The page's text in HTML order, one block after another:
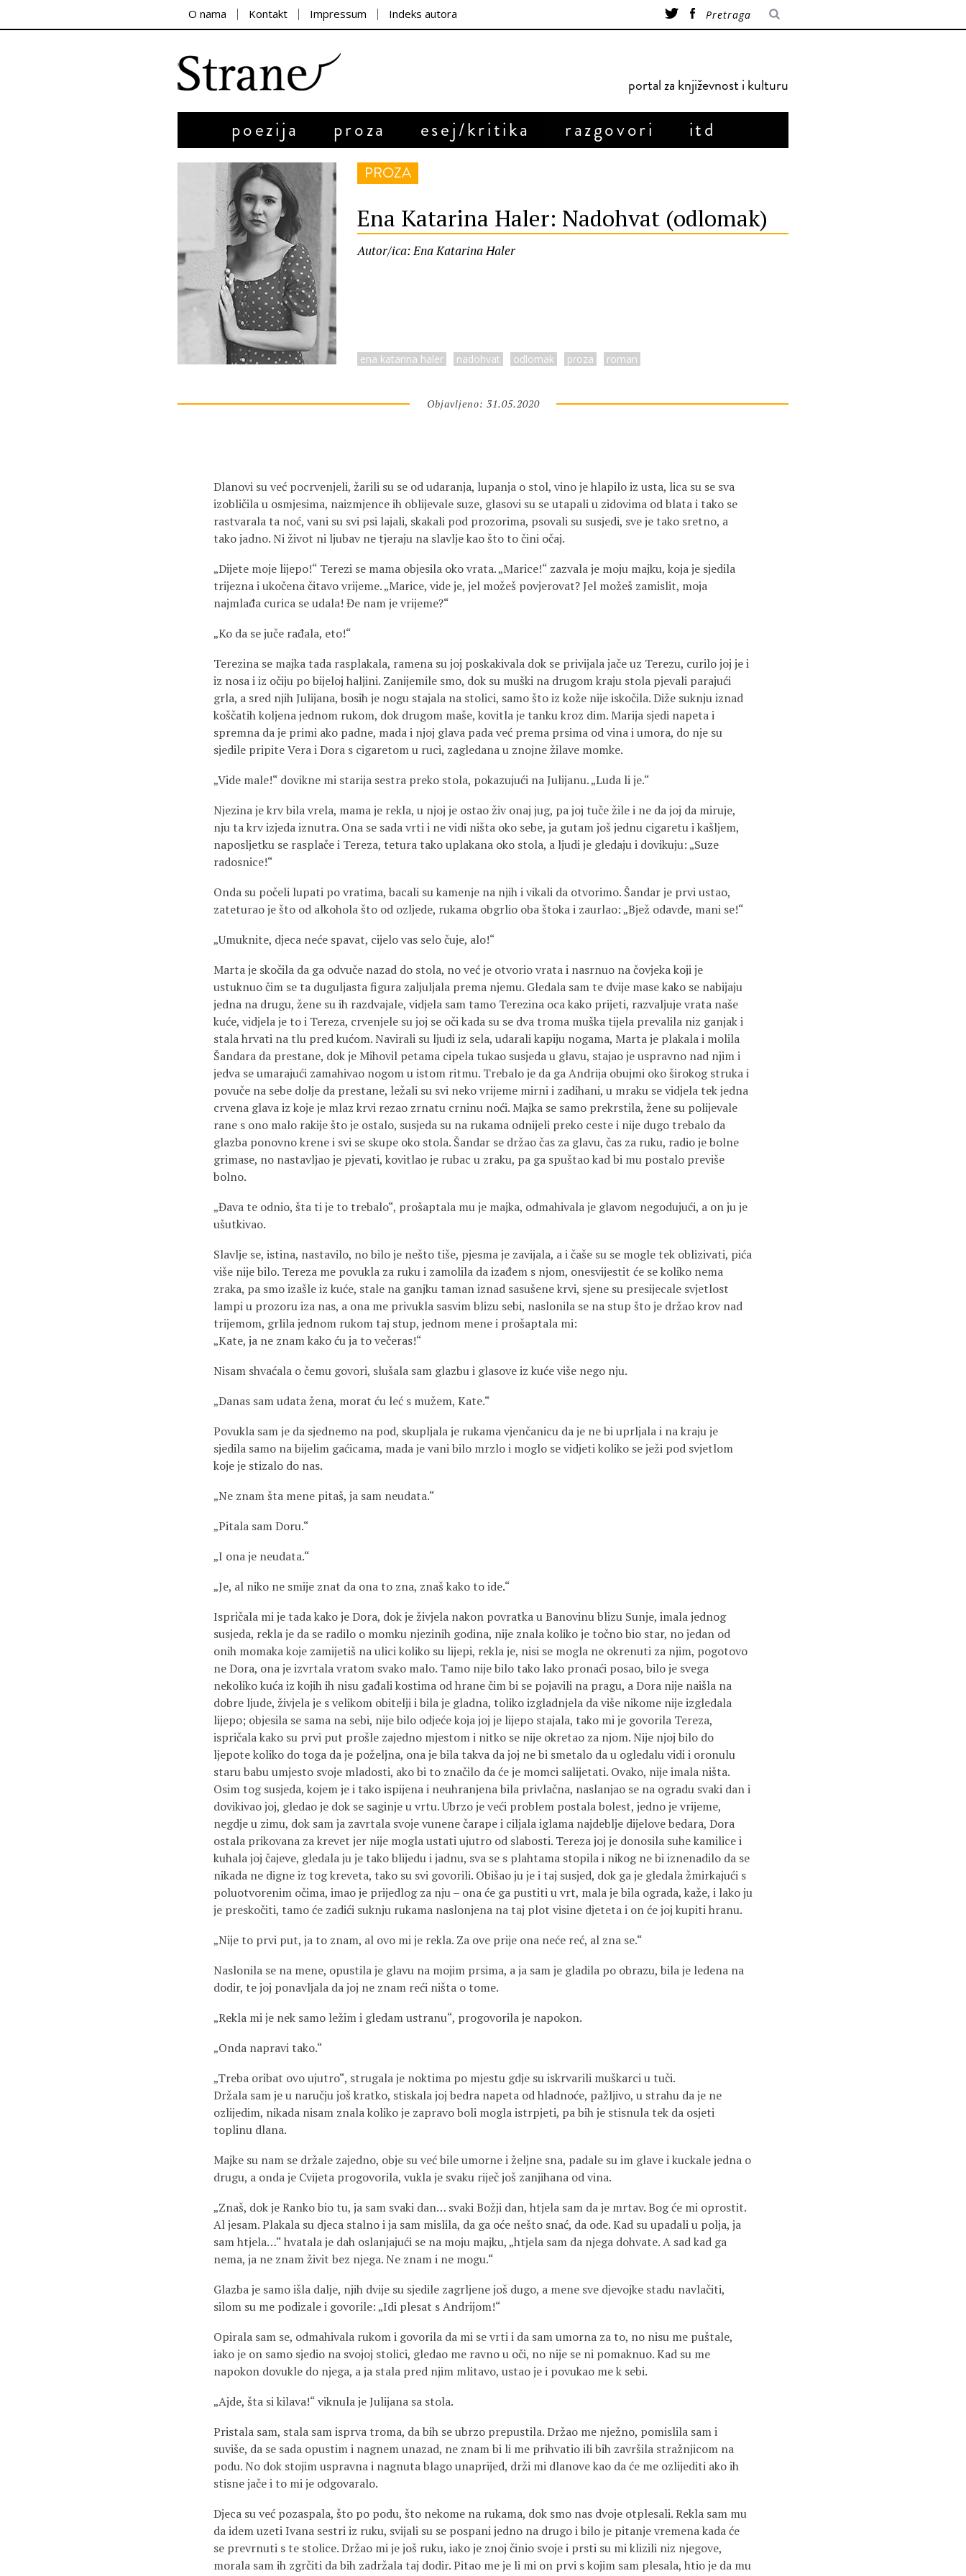
O nama Kontakt Impressum Indeks autora
portal za književnost i kulturu
poezija proza esej/kritika razgovori itd
PROZA
Ena Katarina Haler: Nadohvat (odlomak)
Autor/ica: Ena Katarina Haler
ena katarina haler nadohvat odlomak proza roman
Objavljeno: 31.05.2020
Dlanovi su već pocrvenjeli, žarili su se od udaranja, lupanja o stol, vino je hlapilo iz usta, lica su se sva
izobličila u osmjesima, naizmjence ih oblijevale suze, glasovi su se utapali u zidovima od blata i tako se
rastvarala ta noć, vani su svi psi lajali, skakali pod prozorima, psovali su susjedi, sve je tako sretno, a
tako jadno. Ni život ni ljubav ne tjeraju na slavlje kao što to čini očaj.
„Dijete moje lijepo!“ Terezi se mama objesila oko vrata. „Marice!“ zazvala je moju majku, koja je sjedila
trijezna i ukočena čitavo vrijeme. „Marice, vide je, jel možeš povjerovat? Jel možeš zamislit, moja
najmlađa curica se udala! Đe nam je vrijeme?“
„Ko da se juče rađala, eto!“
Terezina se majka tada rasplakala, ramena su joj poskakivala dok se privijala jače uz Terezu, curilo joj je i
iz nosa i iz očiju po bijeloj haljini. Zanijemile smo, dok su muški na drugom kraju stola pjevali parajući
grla, a sred njih Julijana, bosih je nogu stajala na stolici, samo što iz kože nije iskočila. Diže suknju iznad
koščatih koljena jednom rukom, dok drugom maše, kovitla je tanku kroz dim. Marija sjedi napeta i
spremna da je primi ako padne, mada i njoj glava pada već prema prsima od vina i umora, do nje su
sjedile pripite Vera i Dora s cigaretom u ruci, zagledana u znojne žilave momke.
„Vide male!“ dovikne mi starija sestra preko stola, pokazujući na Julijanu. „Luda li je.“
Njezina je krv bila vrela, mama je rekla, u njoj je ostao živ onaj jug, pa joj tuče žile i ne da joj da miruje,
nju ta krv izjeda iznutra. Ona se sada vrti i ne vidi ništa oko sebe, ja gutam još jednu cigaretu i kašljem,
naposljetku se rasplače i Tereza, tetura tako uplakana oko stola, a ljudi je gledaju i dovikuju: „Suze
radosnice!“
Onda su počeli lupati po vratima, bacali su kamenje na njih i vikali da otvorimo. Šandar je prvi ustao,
zateturao je što od alkohola što od ozljede, rukama obgrlio oba štoka i zaurlao: „Bjež odavde, mani se!“
„Umuknite, djeca neće spavat, cijelo vas selo čuje, alo!“
Marta je skočila da ga odvuče nazad do stola, no već je otvorio vrata i nasrnuo na čovjeka koji je
ustuknuo čim se ta duguljasta figura zaljuljala prema njemu. Gledala sam te dvije mase kako se nabijaju
jedna na drugu, žene su ih razdvajale, vidjela sam tamo Terezina oca kako prijeti, razvaljuje vrata naše
kuće, vidjela je to i Tereza, crvenjele su joj se oči kada su se dva troma muška tijela prevalila niz ganjak i
stala hrvati na tlu pred kućom. Navirali su ljudi iz sela, udarali kapiju nogama, Marta je plakala i molila
Šandara da prestane, dok je Mihovil petama cipela tukao susjeda u glavu, stajao je uspravno nad njim i
jedva se umarajući zamahivao nogom u istom ritmu. Trebalo je da ga Andrija obujmi oko širokog struka i
povuče na sebe dolje da prestane, ležali su svi neko vrijeme mirni i zadihani, u mraku se vidjela tek jedna
crvena glava iz koje je mlaz krvi rezao zrnatu crninu noći. Majka se samo prekrstila, žene su polijevale
rane s ono malo rakije što je ostalo, susjeda su na rukama odnijeli preko ceste i nije dugo trebalo da
glazba ponovno krene i svi se skupe oko stola. Šandar se držao čas za glavu, čas za ruku, radio je bolne
grimase, no nastavljao je pjevati, kovitlao je rubac u zraku, pa ga spuštao kad bi mu postalo previše
bolno.
„Đava te odnio, šta ti je to trebalo“, prošaptala mu je majka, odmahivala je glavom negodujući, a on ju je
ušutkivao.
Slavlje se, istina, nastavilo, no bilo je nešto tiše, pjesma je zavijala, a i čaše su se mogle tek oblizivati, pića
više nije bilo. Tereza me povukla za ruku i zamolila da izađem s njom, onesvijestit će se koliko nema
zraka, pa smo izašle iz kuće, stale na ganjku taman iznad sasušene krvi, sjene su presijecale svjetlost
lampi u prozoru iza nas, a ona me privukla sasvim blizu sebi, naslonila se na stup što je držao krov nad
trijemom, grlila jednom rukom taj stup, jednom mene i prošaptala mi:
„Kate, ja ne znam kako ću ja to večeras!“
Nisam shvaćala o čemu govori, slušala sam glazbu i glasove iz kuće više nego nju.
„Danas sam udata žena, morat ću leć s mužem, Kate.“
Povukla sam je da sjednemo na pod, skupljala je rukama vjenčanicu da je ne bi uprljala i na kraju je
sjedila samo na bijelim gaćicama, mada je vani bilo mrzlo i moglo se vidjeti koliko se ježi pod svjetlom
koje je stizalo do nas.
„Ne znam šta mene pitaš, ja sam neudata.“
„Pitala sam Doru.“
„I ona je neudata.“
„Je, al niko ne smije znat da ona to zna, znaš kako to ide.“
Ispričala mi je tada kako je Dora, dok je živjela nakon povratka u Banovinu blizu Sunje, imala jednog
susjeda, rekla je da se radilo o momku njezinih godina, nije znala koliko je točno bio star, no jedan od
onih momaka koje zamijetiš na ulici koliko su lijepi, rekla je, nisi se mogla ne okrenuti za njim, pogotovo
ne Dora, ona je izvrtala vratom svako malo. Tamo nije bilo tako lako pronaći posao, bilo je svega
nekoliko kuća iz kojih ih nisu gađali kostima od hrane čim bi se pojavili na pragu, a Dora nije naišla na
dobre ljude, živjela je s velikom obitelji i bila je gladna, toliko izgladnjela da više nikome nije izgledala
lijepo; objesila se sama na sebi, nije bilo odjeće koja joj je lijepo stajala, tako mi je govorila Tereza,
ispričala kako su prvi put prošle zajedno mjestom i nitko se nije okretao za njom. Nije njoj bilo do
ljepote koliko do toga da je poželjna, ona je bila takva da joj ne bi smetalo da u ogledalu vidi i oronulu
staru babu umjesto svoje mladosti, ako bi to značilo da će je momci salijetati. Ovako, nije imala ništa.
Osim tog susjeda, kojem je i tako ispijena i neuhranjena bila privlačna, naslanjao se na ogradu svaki dan i
dovikivao joj, gledao je dok se saginje u vrtu. Ubrzo je veći problem postala bolest, jedno je vrijeme,
negdje u zimu, dok sam ja zavrtala svoje vunene čarape i ciljala iglama najdeblje dijelove bedara, Dora
ostala prikovana za krevet jer nije mogla ustati ujutro od slabosti. Tereza joj je donosila suhe kamilice i
kuhala joj čajeve, gledala ju je tako blijedu i jadnu, sva se s plahtama stopila i nikog ne bi iznenadilo da se
nikada ne digne iz tog kreveta, tako su svi govorili. Obišao ju je i taj susjed, dok ga je gledala žmirkajući s
poluotvorenim očima, imao je prijedlog za nju – ona će ga pustiti u vrt, mala je bila ograda, kaže, i lako ju
je preskočiti, tamo će zadići suknju rukama naslonjena na taj plot visine djeteta i on će joj kupiti hranu.
„Nije to prvi put, ja to znam, al ovo mi je rekla. Za ove prije ona neće reć, al zna se.“
Naslonila se na mene, opustila je glavu na mojim prsima, a ja sam je gladila po obrazu, bila je ledena na
dodir, te joj ponavljala da joj ne znam reći ništa o tome.
„Rekla mi je nek samo ležim i gledam ustranu“, progovorila je napokon.
„Onda napravi tako.“
„Treba oribat ovo ujutro“, strugala je noktima po mjestu gdje su iskrvarili muškarci u tuči.
Držala sam je u naručju još kratko, stiskala joj bedra napeta od hladnoće, pažljivo, u strahu da je ne
ozlijedim, nikada nisam znala koliko je zapravo boli mogla istrpjeti, pa bih je stisnula tek da osjeti
toplinu dlana.
Majke su nam se držale zajedno, obje su već bile umorne i željne sna, padale su im glave i kuckale jedna o
drugu, a onda je Cvijeta progovorila, vukla je svaku riječ još zanjihana od vina.
„Znaš, dok je Ranko bio tu, ja sam svaki dan… svaki Božji dan, htjela sam da je mrtav. Bog će mi oprostit.
Al jesam. Plakala su djeca stalno i ja sam mislila, da ga oće nešto snać, da ode. Kad su upadali u polja, ja
sam htjela…“ hvatala je dah oslanjajući se na moju majku, „htjela sam da njega dohvate. A sad kad ga
nema, ja ne znam živit bez njega. Ne znam i ne mogu.“
Glazba je samo išla dalje, njih dvije su sjedile zagrljene još dugo, a mene sve djevojke stadu navlačiti,
silom su me podizale i govorile: „Idi plesat s Andrijom!“
Opirala sam se, odmahivala rukom i govorila da mi se vrti i da sam umorna za to, no nisu me puštale,
iako je on samo sjedio na svojoj stolici, gledao me ravno u oči, no nije se ni pomaknuo. Kad su me
napokon dovukle do njega, a ja stala pred njim mlitavo, ustao je i povukao me k sebi.
„Ajde, šta si kilava!“ viknula je Julijana sa stola.
Pristala sam, stala sam isprva troma, da bih se ubrzo prepustila. Držao me nježno, pomislila sam i
suviše, da se sada opustim i nagnem unazad, ne znam bi li me prihvatio ili bih završila stražnjicom na
podu. No dok stojim uspravna i nagnuta blago unaprijed, drži mi dlanove kao da će me ozlijediti ako ih
stisne jače i to mi je odgovaralo.
Djeca su već pozaspala, što po podu, što nekome na rukama, dok smo nas dvoje otplesali. Rekla sam mu
da idem uzeti Ivana sestri iz ruku, svijali su se pospani jedno na drugo i bilo je pitanje vremena kada će
se prevrnuti s te stolice. Držao mi je još ruku, iako je znoj činio svoje i prsti su mi klizili niz njegove,
morala sam ih zgrčiti da bih zadržala taj dodir. Pitao me je li mi on prvi s kojim sam plesala, htio je da mu